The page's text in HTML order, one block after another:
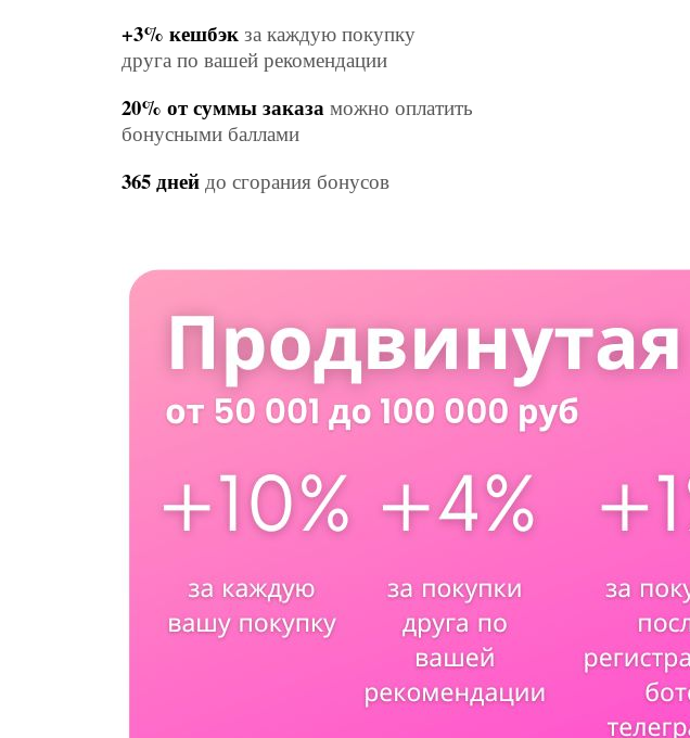
+3% кешбэк за каждую покупку
друга по вашей рекомендации
20% от суммы заказа можно оплатить
бонусными баллами
365 дней до сгорания бонусов